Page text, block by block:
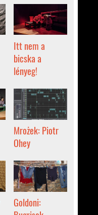
Itt nem a
bicska a
lényeg!
Mrożek: Piotr
Ohey
Goldoni: